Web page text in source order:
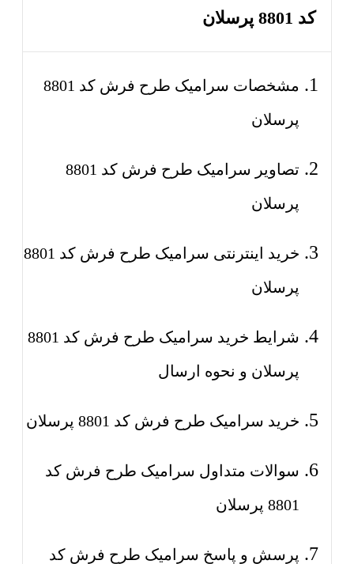
کد 8801 پرسلان
مشخصات سرامیک طرح فرش کد 8801
پرسلان
تصاویر سرامیک طرح فرش کد 8801
پرسلان
خرید اینترنتی سرامیک طرح فرش کد 8801
پرسلان
شرایط خرید سرامیک طرح فرش کد 8801
پرسلان و نحوه ارسال
خرید سرامیک طرح فرش کد 8801 پرسلان
سوالات متداول سرامیک طرح فرش کد
8801 پرسلان
پرسش و پاسخ سرامیک طرح فرش کد